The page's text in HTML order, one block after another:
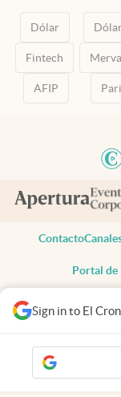
Sign in to El
Dólar
Fintech
AFIP
Contacto
Portal de